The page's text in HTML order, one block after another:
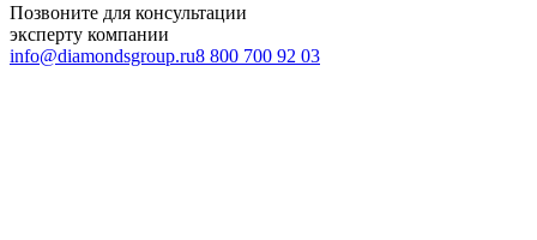
Позвоните для консультации
эксперту компании
info@diamondsgroup.ru8 800 700 92 03